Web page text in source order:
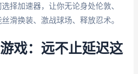
择加速器，让你无论身处伦敦、
滑换装、激战球场、释放忍术。
戏：远不止延迟这